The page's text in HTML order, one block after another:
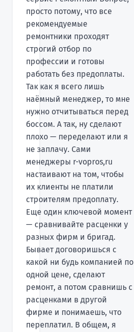
просто потому, что все
рекомендуемые
ремонтники проходят
строгий отбор по
профессии и готовы
работать без предоплаты.
Так как я всего лишь
наёмный менеджер, то мне
нужно отчитываться перед
боссом. А так, ну сделают
плохо — переделают или я
не заплачу. Сами
менеджеры r-vopros,ru
настаивают на том, чтобы
их клиенты не платили
строителям предоплату.
Еще один ключевой момент
— сравнивайте расценки у
разных фирм и бригад.
Бывает договоришься с
какой ни будь компанией по
одной цене, сделают
ремонт, а потом сравнишь с
расценками в другой
фирме и понимаешь, что
переплатил. В общем, я